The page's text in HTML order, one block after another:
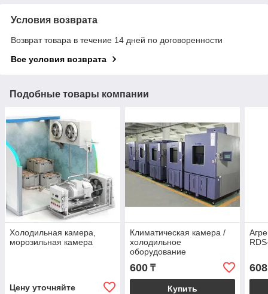
Условия возврата
Возврат товара в течение 14 дней по договоренности
Все условия возврата
Подобные товары компании
Холодильная камера,
морозильная камера
Цену уточняйте
Климатическая камера /
холодильное
оборудование
600₸
Купить